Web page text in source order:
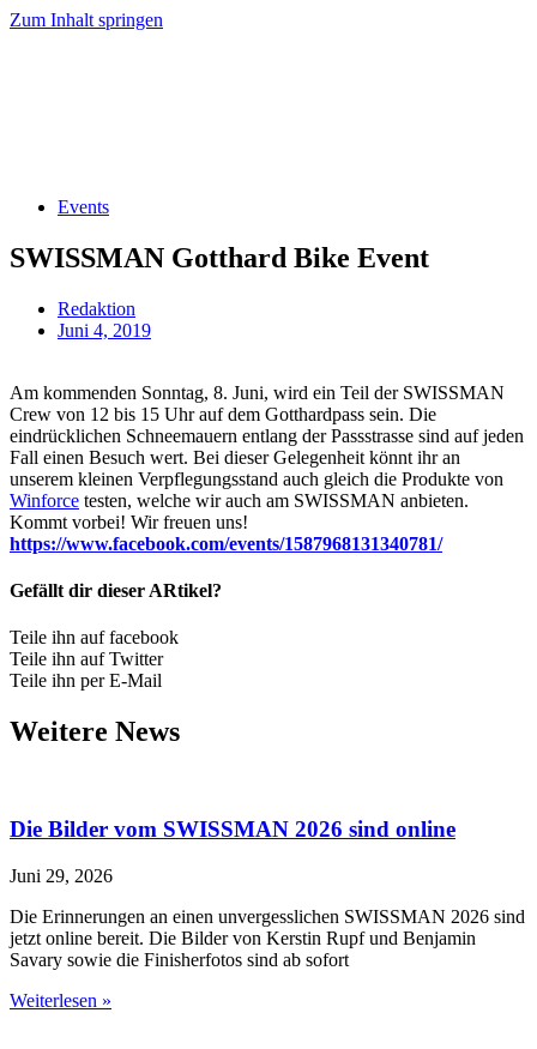
Zum Inhalt springen
Events
SWISSMAN Gotthard Bike Event
Redaktion
Juni 4, 2019
Am kommenden Sonntag, 8. Juni, wird ein Teil der SWISSMAN
Crew von 12 bis 15 Uhr auf dem Gotthardpass sein. Die
eindrücklichen Schneemauern entlang der Passstrasse sind auf jeden
Fall einen Besuch wert. Bei dieser Gelegenheit könnt ihr an
unserem kleinen Verpflegungsstand auch gleich die Produkte von
Winforce testen, welche wir auch am SWISSMAN anbieten.
Kommt vorbei! Wir freuen uns!
https://www.facebook.com/events/1587968131340781/
Gefällt dir dieser ARtikel?
Teile ihn auf facebook
Teile ihn auf Twitter
Teile ihn per E-Mail
Weitere News
Die Bilder vom SWISSMAN 2026 sind online
Juni 29, 2026
Die Erinnerungen an einen unvergesslichen SWISSMAN 2026 sind
jetzt online bereit. Die Bilder von Kerstin Rupf und Benjamin
Savary sowie die Finisherfotos sind ab sofort
Weiterlesen »